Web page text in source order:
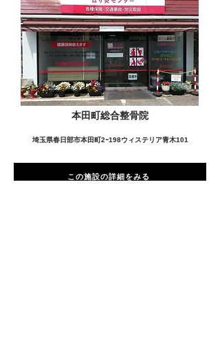
本田町総合整骨院
埼玉県春日部市本田町2ｰ198ウィステリア青木101
この施設の詳細をみる